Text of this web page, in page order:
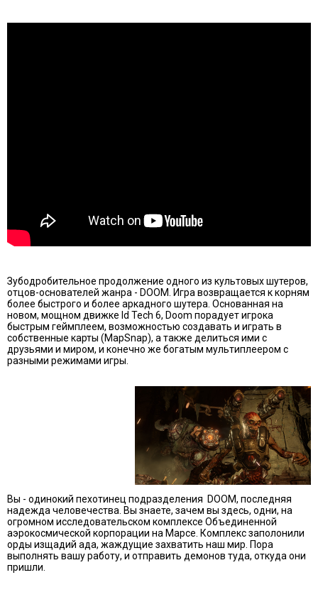
Зубодробительное продолжение одного из культовых шутеров,
отцов-основателей жанра - DOOM. Игра возвращается к корням
более быстрого и более аркадного шутера. Основанная на
новом, мощном движке Id Tech 6, Doom порадует игрока
быстрым геймплеем, возможностью создавать и играть в
собственные карты (MapSnap), а также делиться ими с
друзьями и миром, и конечно же богатым мультиплеером с
разными режимами игры.
Вы - одинокий пехотинец подразделения DOOM, последняя
надежда человечества. Вы знаете, зачем вы здесь, одни, на
огромном исследовательском комплексе Объединенной
аэрокосмической корпорации на Марсе. Комплекс заполонили
орды изщадий ада, жаждущие захватить наш мир. Пора
выполнять вашу работу, и отправить демонов туда, откуда они
пришли.